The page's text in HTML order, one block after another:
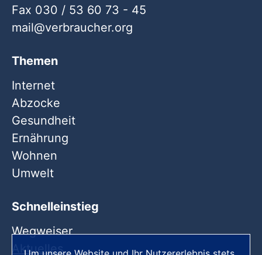
Fax 030 / 53 60 73 - 45
mail
verbraucher org
Themen
Internet
Abzocke
Gesundheit
Ernährung
Wohnen
Umwelt
Schnelleinstieg
Wegweiser
Aktuelles